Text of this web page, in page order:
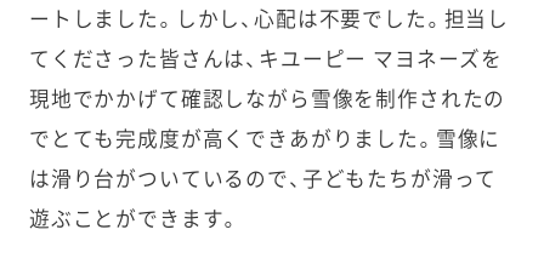
ートしました。しかし、心配は不要でした。担当し
てくださった皆さんは、キユーピー マヨネーズを
現地でかかげて確認しながら雪像を制作されたの
でとても完成度が高くできあがりました。雪像に
は滑り台がついているので、子どもたちが滑って
遊ぶことができます。